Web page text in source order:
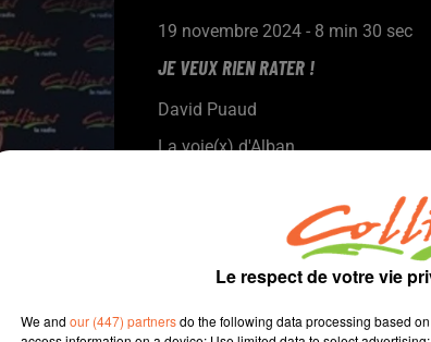
19 novembre 2024 - 8 min 30 sec
JE VEUX RIEN RATER !
David Puaud
La voie(x) d'Alban
Tous les 15 jours le mardi,
et nous amène son énergie
formateur au sein d'Artic
Le respect de votre vie
We and our (447) partnersdo the following data processing based